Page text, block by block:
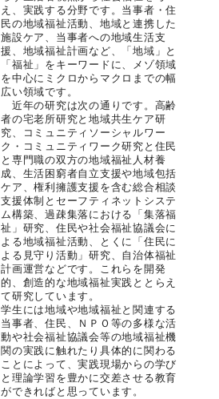
え、実践する分野です。当事者・住
民の地域福祉活動、地域と連携した
施設ケア、当事者への地域生活支
援、地域福祉計画など、「地域」と
「福祉」をキーワードに、メゾ領域
を中心にミクロからマクロまでの幅
広い領域です。
近年の研究は次の通りです。高齢
者の宅老所研究と地域共生ケア研
究、コミュニティソーシャルワー
ク・コミュニティワーク研究と住民
と専門職の双方の地域福祉人材養
成、生活困窮者自立支援や地域包括
ケア、権利擁護支援を含む総合相談
支援体制とセーフティネットシステ
ム構築、過疎集落における「集落福
祉」研究、住民や社会福祉協議会に
よる地域福祉活動、とくに「住民に
よる見守り活動」研究、自治体福祉
計画運営などです。これらを開発
的、創造的な地域福祉実践ととらえ
て研究しています。
学生には地域や地域福祉と関連する
当事者、住民、ＮＰＯ等の多様な活
動や社会福祉協議会等の地域福祉機
関の実践に触れたり具体的に関わる
ことによって、実践現場からの学び
と理論学習を豊かに交差させる教育
ができればと思っています。